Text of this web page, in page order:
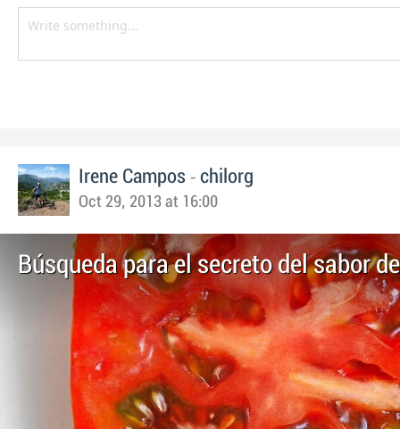
Irene Campos - chilorg
Oct 29, 2013 at 16:00
Búsqueda para el secreto del sabor